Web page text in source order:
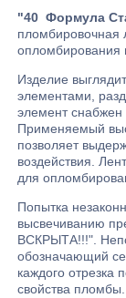
"40 Формула
пломбировочная
опломбирования
Изделие
элементами,
элемент
Применяемый
позволяет
воздействия.
для
Попытка
высвечиванию
ВСКРЫТА!!!".
обозначающий
каждого
свойства пломбы.